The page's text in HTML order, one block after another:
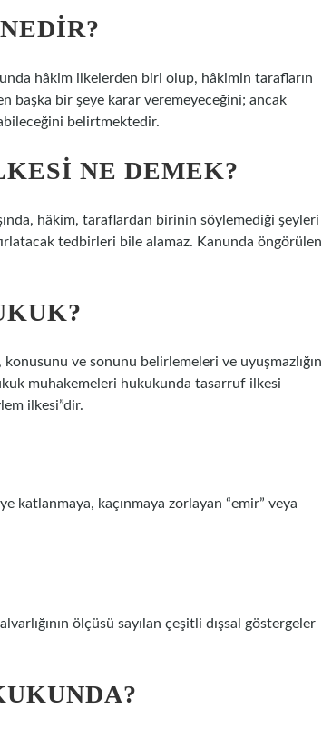
hâkim ilkelerden biri olup, hâkimin tarafların
başka bir şeye karar veremeyeceğini; ancak
belirtmektedir.
NE DEMEK?
hâkim, taraflardan birinin söylemediği şeyleri
tedbirleri bile alamaz. Kanunda öngörülen
konusunu ve sonunu belirlemeleri ve uyuşmazlığın
muhakemeleri hukukunda tasarruf ilkesi
ilkesi”dir.
katlanmaya, kaçınmaya zorlayan “emir” veya
ölçüsü sayılan çeşitli dışsal göstergeler